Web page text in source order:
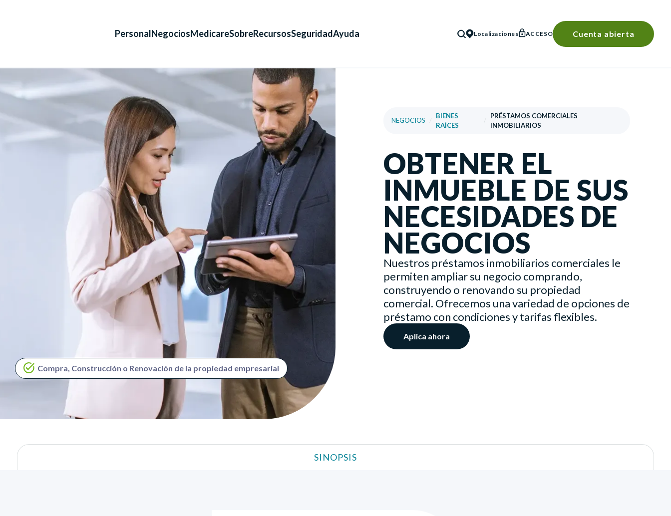
PersonalNegociosMedicareSobreRecursosSeguridadAyuda
BÚSQUEDA
Localizaciones ACCESO Cuenta abierta
Compra, Construcción o Renovación de la propiedad empresarial
NEGOCIOS
BIENES
RAÍCES
PRÉSTAMOS COMERCIALES
INMOBILIARIOS
OBTENER EL
INMUEBLE DE SUS
NECESIDADES DE
NEGOCIOS
Nuestros préstamos inmobiliarios comerciales le
permiten ampliar su negocio comprando,
construyendo o renovando su propiedad
comercial. Ofrecemos una variedad de opciones de
préstamo con condiciones y tarifas flexibles.
Aplica ahora
SINOPSIS